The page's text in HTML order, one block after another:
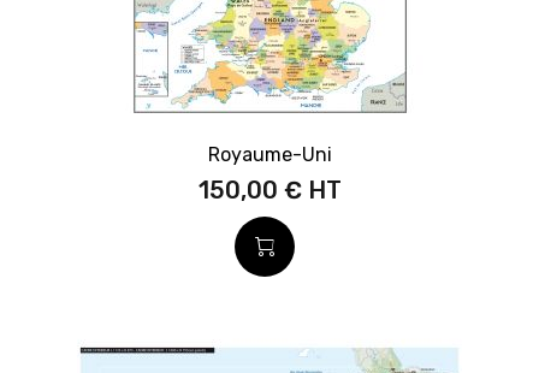
Royaume-Uni
150,00 €